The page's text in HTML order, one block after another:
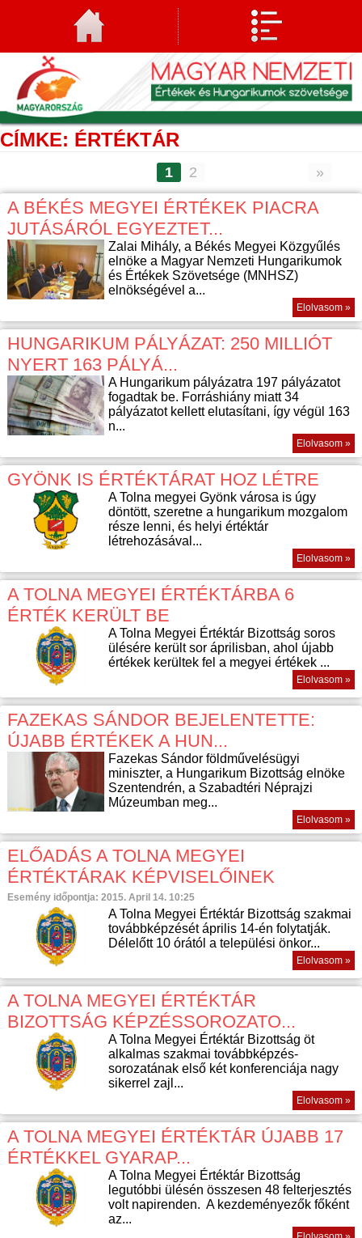
CÍMKE: ÉRTÉKTÁR
1 2 »
A BÉKÉS MEGYEI ÉRTÉKEK PIACRA
JUTÁSÁRÓL EGYEZTET...
Zalai Mihály, a Békés Megyei Közgyűlés
elnöke a Magyar Nemzeti Hungarikumok
és Értékek Szövetsége (MNHSZ)
elnökségével a...
Elolvasom »
HUNGARIKUM PÁLYÁZAT: 250 MILLIÓT
NYERT 163 PÁLYÁ...
A Hungarikum pályázatra 197 pályázatot
fogadtak be. Forráshiány miatt 34
pályázatot kellett elutasítani, így végül 163
n...
Elolvasom »
GYÖNK IS ÉRTÉKTÁRAT HOZ LÉTRE
A Tolna megyei Gyönk városa is úgy
döntött, szeretne a hungarikum mozgalom
része lenni, és helyi értéktár
létrehozásával...
Elolvasom »
A TOLNA MEGYEI ÉRTÉKTÁRBA 6
ÉRTÉK KERÜLT BE
A Tolna Megyei Értéktár Bizottság soros
ülésére került sor áprilisban, ahol újabb
értékek kerültek fel a megyei értékek ...
Elolvasom »
FAZEKAS SÁNDOR BEJELENTETTE:
ÚJABB ÉRTÉKEK A HUN...
Fazekas Sándor földművelésügyi
miniszter, a Hungarikum Bizottság elnöke
Szentendrén, a Szabadtéri Néprajzi
Múzeumban meg...
Elolvasom »
ELŐADÁS A TOLNA MEGYEI
ÉRTÉKTÁRAK KÉPVISELŐINEK
Esemény időpontja: 2015. April 14. 10:25
A Tolna Megyei Értéktár Bizottság szakmai
továbbképzését április 14-én folytatják.
Délelőtt 10 órától a települési önkor...
Elolvasom »
A TOLNA MEGYEI ÉRTÉKTÁR
BIZOTTSÁG KÉPZÉSSOROZATO...
A Tolna Megyei Értéktár Bizottság öt
alkalmas szakmai továbbképzés-
sorozatának első két konferenciája nagy
sikerrel zajl...
Elolvasom »
A TOLNA MEGYEI ÉRTÉKTÁR ÚJABB 17
ÉRTÉKKEL GYARAP...
A Tolna Megyei Értéktár Bizottság
legutóbbi ülésén összesen 48 felterjesztés
volt napirenden. A kezdeményezők főként
az...